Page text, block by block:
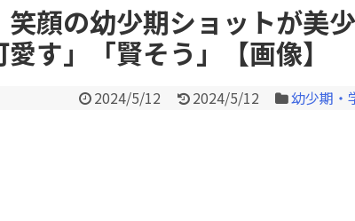
顔の幼少期ショットが美
す」「賢そう」【画像】
2024/5/12 2024/5/12 幼少期・